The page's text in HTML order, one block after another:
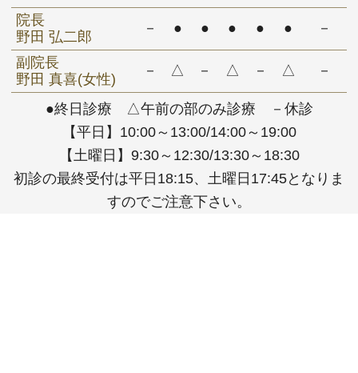
●終日診療 △午前の部のみ診療 －休診
【平日】10:00～13:00/14:00～19:00
【土曜日】9:30～12:30/13:30～18:30
初診の最終受付は平日18:15、土曜日17:45となりま
すのでご注意下さい。
院長
野田 弘二郎
－ ● ● ● ● ● －
副院長
野田 真喜(女性)
－ △ － △ － △ －